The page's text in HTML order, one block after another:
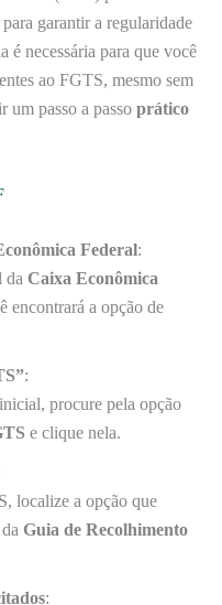
garantir a regularidade
é necessária para que você
ao FGTS, mesmo sem
um passo a passo prático
Federal:
da Caixa Econômica
encontrará a opção de
:
procure pela opção
e clique nela.
localize a opção que
Guia de Recolhimento
: